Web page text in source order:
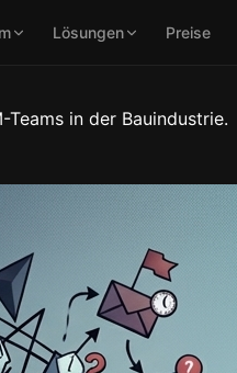
Lösungen Preise
in der Bauindustrie.